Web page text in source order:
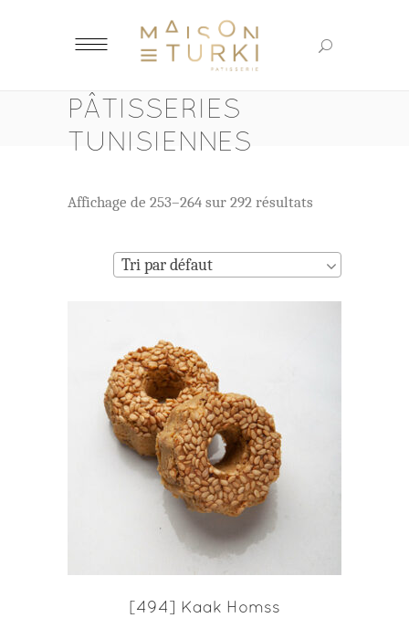
PÂTISSERIES
TUNISIENNES
Affichage de 253–264 sur 292 résultats
Tri par défaut
AJOUTER AU PANIER
[494] Kaak Homss